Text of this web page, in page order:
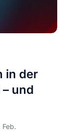
in der
und
Feb.